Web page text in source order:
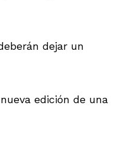
dejar un
edición de una